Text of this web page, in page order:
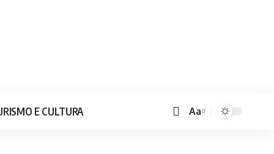
E CULTURA Aa